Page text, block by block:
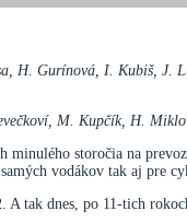
H. Gurínová, I. Kubiš,
M. Kupčík, H.
storočia na
vodákov tak aj pre
tak dnes, po 11-tich